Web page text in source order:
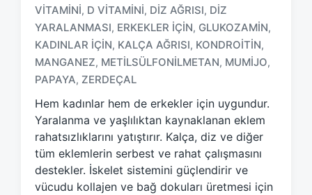
a
g
g
d
w
i
t
h
VITAMINI, D VITAMINI, DIZ AĞRISI, DIZ
YARALANMASI, ERKEKLER IÇIN, GLUKOZAMIN,
KADINLAR IÇIN, KALÇA AĞRISI, KONDROITIN,
MANGANEZ, METILSÜLFONILMETAN, MUMIJO,
PAPAYA, ZERDEÇAL
Hem kadınlar hem de erkekler için uygundur.
Yaralanma ve yaşlılıktan kaynaklanan eklem
rahatsızlıklarını yatıştırır. Kalça, diz ve diğer
tüm eklemlerin serbest ve rahat çalışmasını
destekler. İskelet sistemini güçlendirir ve
vücudu kollajen ve bağ dokuları üretmesi için